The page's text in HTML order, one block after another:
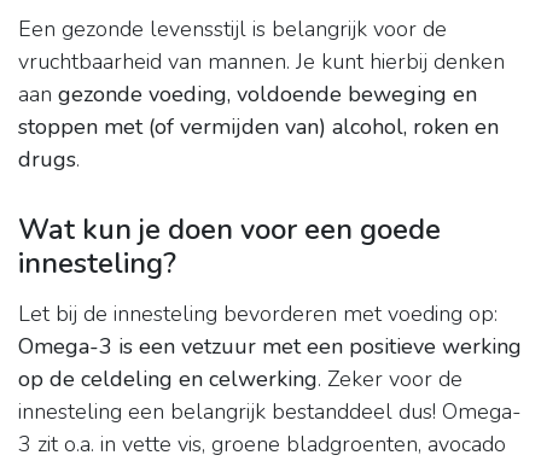
Een gezonde levensstijl is belangrijk voor de
vruchtbaarheid van mannen. Je kunt hierbij denken
aan gezonde voeding, voldoende beweging en
stoppen met (of vermijden van) alcohol, roken en
drugs.
Wat kun je doen voor een goede
innesteling?
Let bij de innesteling bevorderen met voeding op:
Omega-3 is een vetzuur met een positieve werking
op de celdeling en celwerking. Zeker voor de
innesteling een belangrijk bestanddeel dus! Omega-
3 zit o.a. in vette vis, groene bladgroenten, avocado